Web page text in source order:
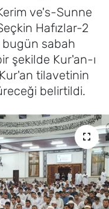
ve's-Sunne
Hafızlar-2
bugün sabah
şekilde Kur'an-ı
tilavetinin
belirtildi.